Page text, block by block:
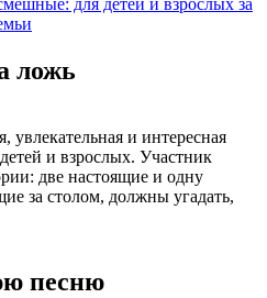
ложь
увлекательная и интересная
и взрослых. Участник
две настоящие и одну
за столом, должны угадать,
песню